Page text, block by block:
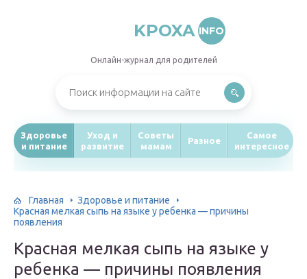
KPOXA INFO
Онлайн-журнал для родителей
Здоровье
и питание
Уход и
развитие
Советы
мамам
Разное
Самое
интересное
Главная
Здоровье и питание
Красная мелкая сыпь на языке у ребенка — причины
появления
Красная мелкая сыпь на языке у
ребенка — причины появления